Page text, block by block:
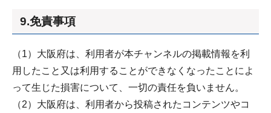
9.免責事項
（1）大阪府は、利用者が本チャンネルの掲載情報を利
用したこと又は利用することができなくなったことによ
って生じた損害について、一切の責任を負いません。
（2）大阪府は、利用者から投稿されたコンテンツやコ